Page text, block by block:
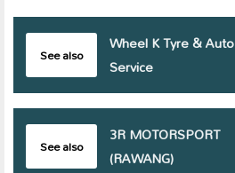
See also
Wheel K Tyre & Auto
Service
See also
3R MOTORSPORT
(RAWANG)